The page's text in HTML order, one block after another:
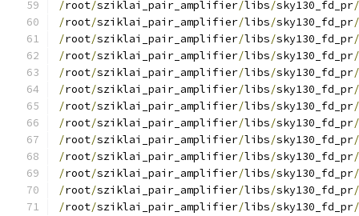
/root/sziklai_pair_amplifier/libs/sky130_fd_pr/
/root/sziklai_pair_amplifier/libs/sky130_fd_pr/
/root/sziklai_pair_amplifier/libs/sky130_fd_pr/
/root/sziklai_pair_amplifier/libs/sky130_fd_pr/
/root/sziklai_pair_amplifier/libs/sky130_fd_pr/
/root/sziklai_pair_amplifier/libs/sky130_fd_pr/
/root/sziklai_pair_amplifier/libs/sky130_fd_pr/
/root/sziklai_pair_amplifier/libs/sky130_fd_pr/
/root/sziklai_pair_amplifier/libs/sky130_fd_pr/
/root/sziklai_pair_amplifier/libs/sky130_fd_pr/
/root/sziklai_pair_amplifier/libs/sky130_fd_pr/
/root/sziklai_pair_amplifier/libs/sky130_fd_pr/
/root/sziklai_pair_amplifier/libs/sky130_fd_pr/